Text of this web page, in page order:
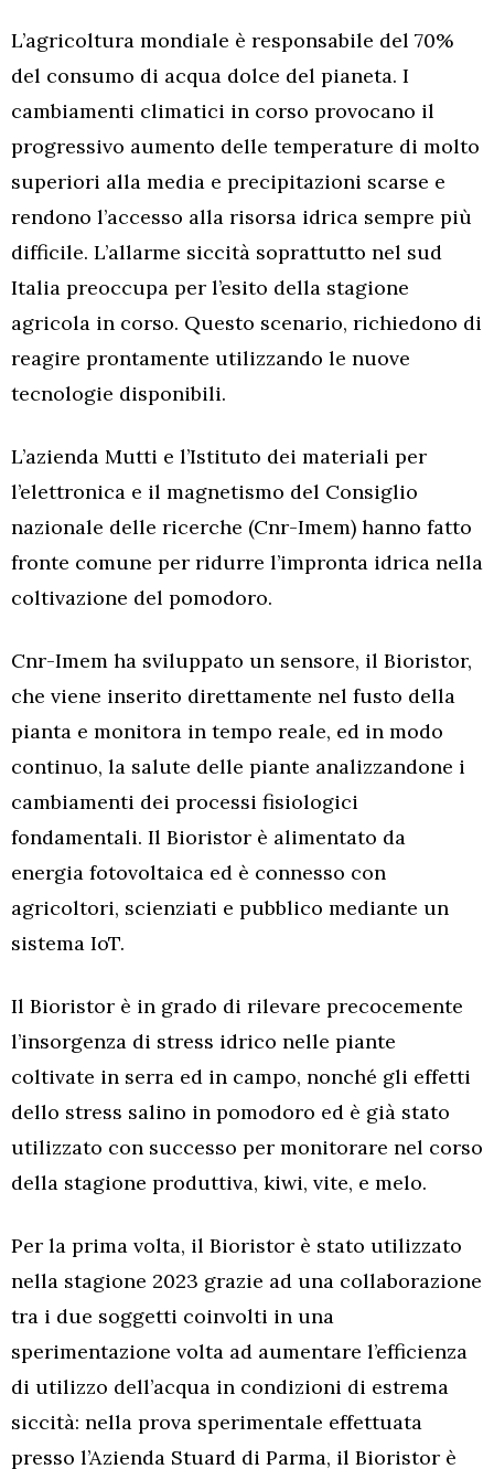
L’agricoltura mondiale è responsabile del 70%
del consumo di acqua dolce del pianeta. I
cambiamenti climatici in corso provocano il
progressivo aumento delle temperature di molto
superiori alla media e precipitazioni scarse e
rendono l’accesso alla risorsa idrica sempre più
difficile. L’allarme siccità soprattutto nel sud
Italia preoccupa per l’esito della stagione
agricola in corso. Questo scenario, richiedono di
reagire prontamente utilizzando le nuove
tecnologie disponibili.
L’azienda Mutti e l’Istituto dei materiali per
l’elettronica e il magnetismo del Consiglio
nazionale delle ricerche (Cnr-Imem) hanno fatto
fronte comune per ridurre l’impronta idrica nella
coltivazione del pomodoro.
Cnr-Imem ha sviluppato un sensore, il Bioristor,
che viene inserito direttamente nel fusto della
pianta e monitora in tempo reale, ed in modo
continuo, la salute delle piante analizzandone i
cambiamenti dei processi fisiologici
fondamentali. Il Bioristor è alimentato da
energia fotovoltaica ed è connesso con
agricoltori, scienziati e pubblico mediante un
sistema IoT.
Il Bioristor è in grado di rilevare precocemente
l’insorgenza di stress idrico nelle piante
coltivate in serra ed in campo, nonché gli effetti
dello stress salino in pomodoro ed è già stato
utilizzato con successo per monitorare nel corso
della stagione produttiva, kiwi, vite, e melo.
Per la prima volta, il Bioristor è stato utilizzato
nella stagione 2023 grazie ad una collaborazione
tra i due soggetti coinvolti in una
sperimentazione volta ad aumentare l’efficienza
di utilizzo dell’acqua in condizioni di estrema
siccità: nella prova sperimentale effettuata
presso l’Azienda Stuard di Parma, il Bioristor è